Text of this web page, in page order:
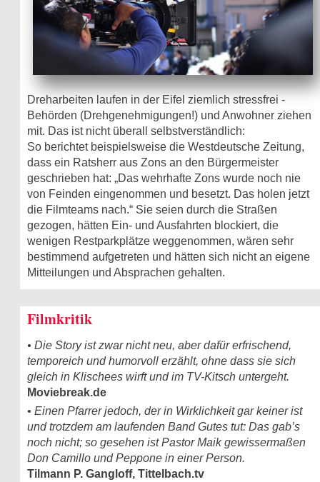
Dreharbeiten laufen in der Eifel ziemlich stressfrei -
Behörden (Drehgenehmigun­gen!) und Anwohner ziehen
mit. Das ist nicht überall selbstverständlich:
So berichtet beispielsweise die Westdeutsche Zeitung,
dass ein Ratsherr aus Zons an den Bürgermeister
geschrieben hat: „Das wehrhafte Zons wurde noch nie
von Feinden eingenommen und besetzt. Das holen jetzt
die Filmteams nach.“ Sie seien durch die Straßen
gezogen, hätten Ein- und Ausfahrten blockiert, die
wenigen Restparkplätze weggenommen, wären sehr
bestimmend aufgetreten und hätten sich nicht an eigene
Mitteilungen und Absprachen gehalten.
Filmkritik
• Die Story ist zwar nicht neu, aber dafür erfrischend,
temporeich und humorvoll erzählt, ohne dass sie sich
gleich in Klischees wirft und im TV-Kitsch untergeht.
Moviebreak.de
• Einen Pfarrer jedoch, der in Wirklichkeit gar keiner ist
und trotzdem am laufenden Band Gutes tut: Das gab’s
noch nicht; so gesehen ist Pastor Maik gewissermaßen
Don Camillo und Peppone in einer Person.
Tilmann P. Gangloff, Tittelbach.tv